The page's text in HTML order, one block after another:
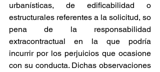
urbanísticas, de edificabilidad o
estructurales referentes a la solicitud, so
pena de la responsabilidad
extracontractual en la que podría
incurrir por los perjuicios que ocasione
con su conducta. Dichas observaciones